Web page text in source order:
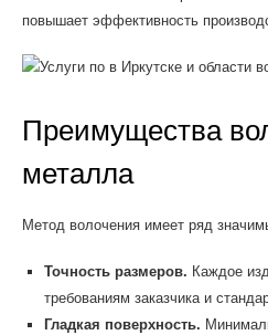
повышает эффективность
Преимущества
металла
Метод волочения имеет ряд
Точность размеров. Каждое
требованиям заказчика и
Гладкая поверхность.